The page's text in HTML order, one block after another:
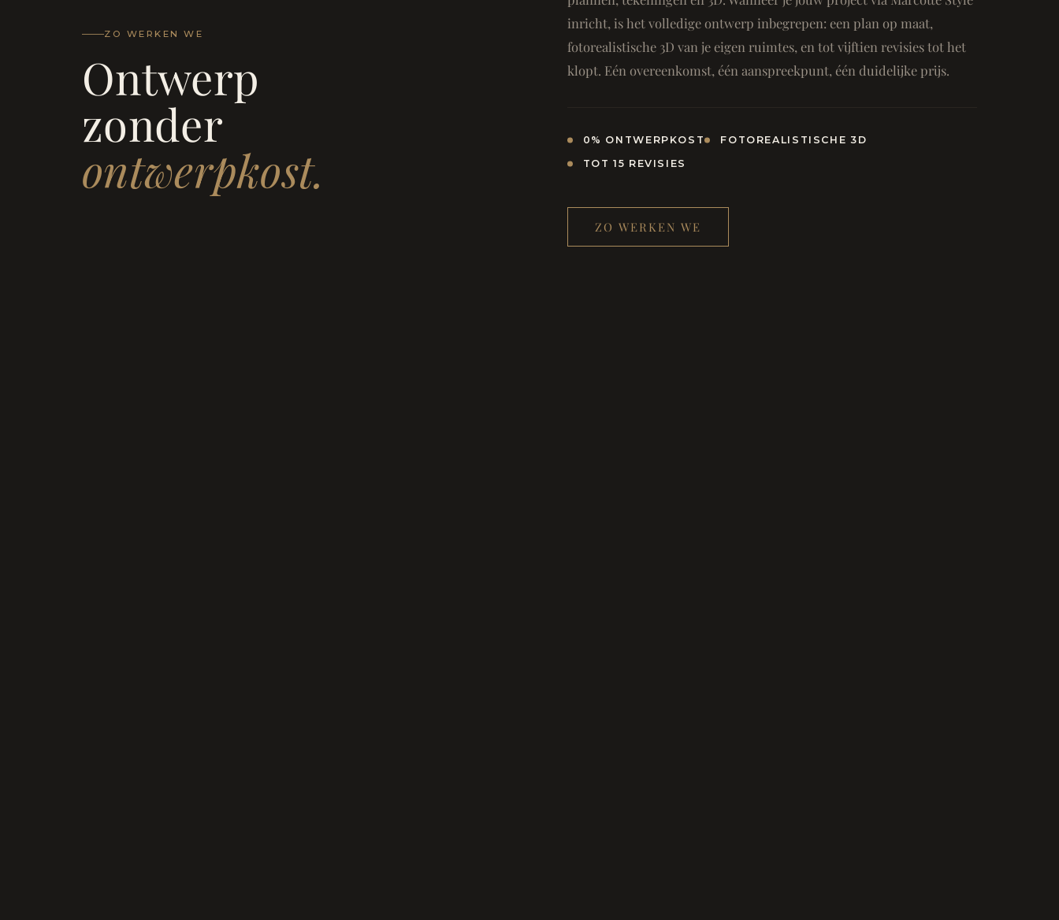
ZO WERKEN WE
Ontwerp
zonder
ontwerpkost.
inricht, is het volledige ontwerp inbegrepen: een plan op maat,
fotorealistische 3D van je eigen ruimtes, en tot vijftien revisies tot het
klopt. Eén overeenkomst, één aanspreekpunt, één duidelijke prijs.
0% ONTWERPKOST
FOTOREALISTISCHE 3D
TOT 15 REVISIES
ZO WERKEN WE